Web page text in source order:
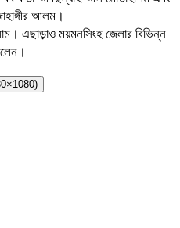
আলম।
এছাড়াও ময়মনসিংহ জেলার বিভিন্ন